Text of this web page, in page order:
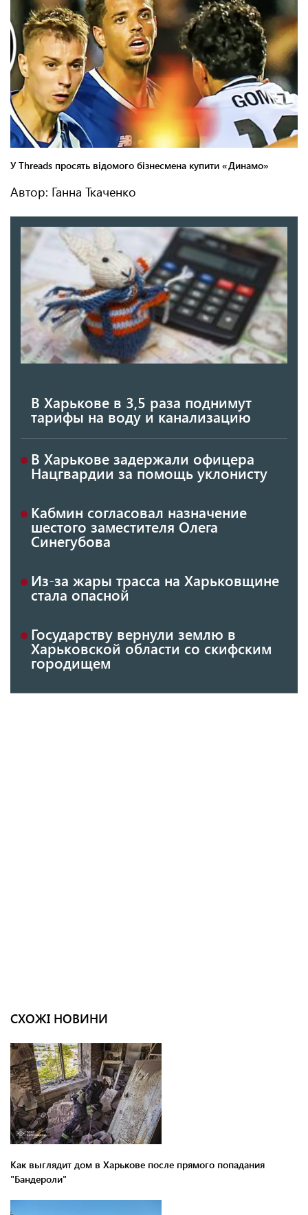
Автор: Ганна Ткаченко
В Харькове в 3,5 раза поднимут
тарифы на воду и канализацию
В Харькове задержали офицера
Нацгвардии за помощь уклонисту
Кабмин согласовал назначение
шестого заместителя Олега
Синегубова
Из-за жары трасса на Харьковщине
стала опасной
Государству вернули землю в
Харьковской области со скифским
городищем
СХОЖІ НОВИНИ
Как выглядит дом в Харькове после прямого попадания
"Бандероли"